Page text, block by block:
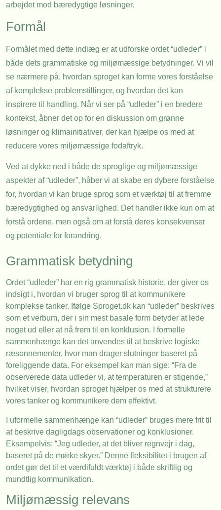
arbejdet mod bæredygtige løsninger.
Formål
Formålet med dette indlæg er at udforske ordet “udleder” i
både dets grammatiske og miljømæssige betydninger. Vi vil
se nærmere på, hvordan sproget kan forme vores forståelse
af komplekse problemstillinger, og hvordan det kan
inspirere til handling. Når vi ser på “udleder” i en bredere
kontekst, åbner det op for en diskussion om grønne
løsninger og klimainitiativer, der kan hjælpe os med at
reducere vores miljømæssige fodaftryk.
Ved at dykke ned i både de sproglige og miljømæssige
aspekter af “udleder”, håber vi at skabe en dybere forståelse
for, hvordan vi kan bruge sprog som et værktøj til at fremme
bæredygtighed og ansvarlighed. Det handler ikke kun om at
forstå ordene, men også om at forstå deres konsekvenser
og potentiale for forandring.
Grammatisk betydning
Ordet “udleder” har en rig grammatisk historie, der giver os
indsigt i, hvordan vi bruger sprog til at kommunikere
komplekse tanker. Ifølge Sproget.dk kan “udleder” beskrives
som et verbum, der i sin mest basale form betyder at lede
noget ud eller at nå frem til en konklusion. I formelle
sammenhænge kan det anvendes til at beskrive logiske
ræsonnementer, hvor man drager slutninger baseret på
foreliggende data. For eksempel kan man sige: “Fra de
observerede data udleder vi, at temperaturen er stigende,”
hvilket viser, hvordan sproget hjælper os med at strukturere
vores tanker og kommunikere dem effektivt.
I uformelle sammenhænge kan “udleder” bruges mere frit til
at beskrive dagligdags observationer og konklusioner.
Eksempelvis: “Jeg udleder, at det bliver regnvejr i dag,
baseret på de mørke skyer.” Denne fleksibilitet i brugen af
ordet gør det til et værdifuldt værktøj i både skriftlig og
mundtlig kommunikation.
Miljømæssig relevans